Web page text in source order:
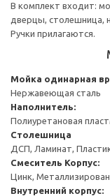
В комплект входит:
дверцы, столешница,
Ручки прилагаются.
Мойка одинарная
Нержавеющая сталь
Наполнитель:
Полиуретановая
Столешница
ДСП, Ламинат,
Смеситель Корпус:
Цинк,
Внутренний корпус: